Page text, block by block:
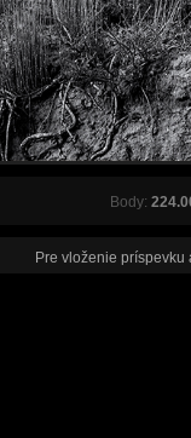
Body:
Pre vloženie